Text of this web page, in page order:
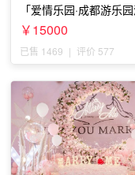
「爱情乐园·成都游乐
求婚」
￥15000
已售 1469 | 评价 577